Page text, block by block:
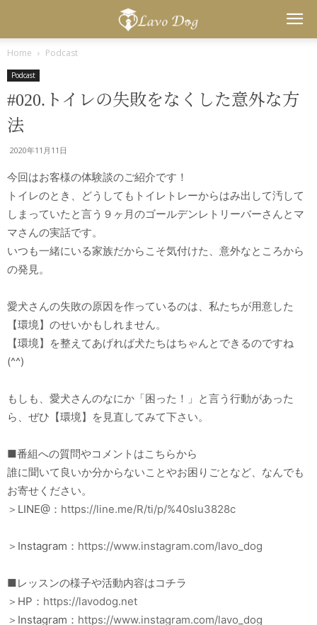
Dog
Home Podcast
Podcast
#020.トイレの失敗をなくした意外な方
法
2020年11月11日
今回はお客様の体験談のご紹介です！
トイレのとき、どうしてもトイレトレーからはみ出して汚して
しまっていたと言う９ヶ月のゴールデンレトリーバーさんとマ
マさんの実話です。
いつも一緒にいる家族だからこそ気付けた、意外なところから
の発見。
愛犬さんの失敗の原因を作っているのは、私たちが用意した
【環境】のせいかもしれません。
【環境】を整えてあげれば犬たちはちゃんとできるのですね
(^^)
もしも、愛犬さんのなにか「困った！」と言う行動があった
ら、ぜひ【環境】を見直してみて下さい。
■番組への質問やコメントはこちらから
誰に聞いて良いか分からないことやお困りごとなど、なんでも
お寄せください。
＞LINE@： https://line.me/R/ti/p/%40slu3828c
＞Instagram： https://www.instagram.com/lavo_dog
■レッスンの様子や活動内容はコチラ
＞HP： https://lavodog.net
＞Instagram： https://www.instagram.com/lavo_dog